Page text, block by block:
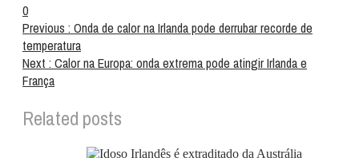
0
Previous : Onda de calor na Irlanda pode derrubar recorde de
temperatura
Next : Calor na Europa: onda extrema pode atingir Irlanda e
França
Related posts